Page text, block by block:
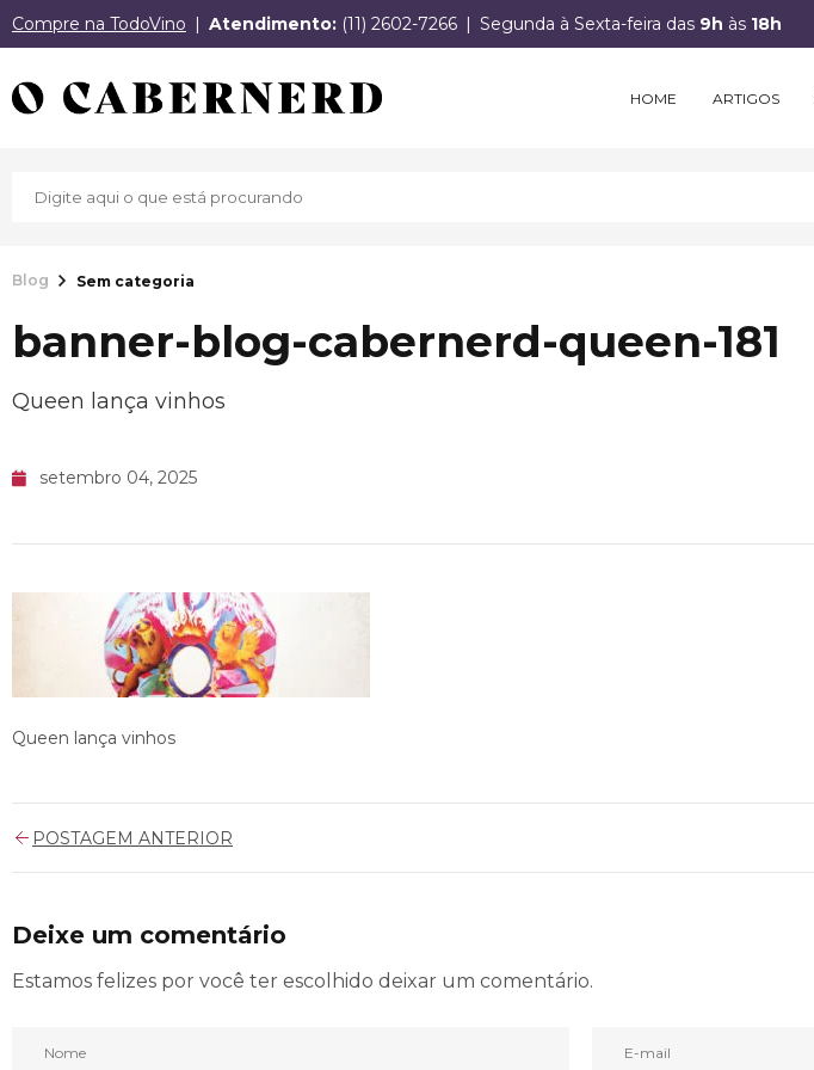
Compre na TodoVino Atendimento: (11) 2602-7266 Segunda à Sexta-feira das 9h às 18h
HOME ARTIGOS
Blog Sem categoria
banner-blog-cabernerd-queen-181
Queen lança vinhos
setembro 04, 2025
Queen lança vinhos
POSTAGEM ANTERIOR
Deixe um comentário
Estamos felizes por você ter escolhido deixar um comentário.